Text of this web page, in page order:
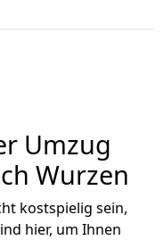
Umzug
Wurzen
kostspielig sein,
hier, um Ihnen